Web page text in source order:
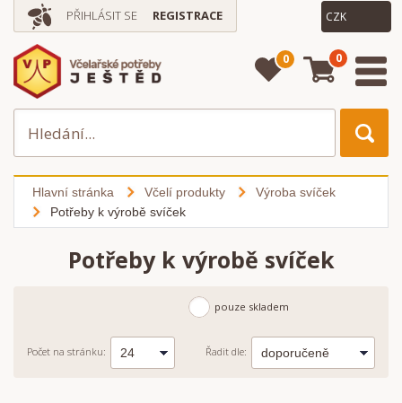
PŘIHLÁSIT SE REGISTRACE
0 0
Hlavní stránka Včelí produkty
Výroba svíček
Potřeby k výrobě svíček
Potřeby k výrobě svíček
pouze skladem
Počet na stránku: Řadit dle: